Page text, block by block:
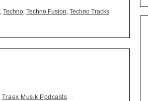
, Techno, Techno Fusion, Techno Tracks
Traex Musik Podcasts